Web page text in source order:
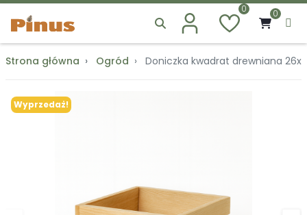
0 0
Strona główna Ogród Doniczka kwadrat drewniana
Wyprzedaż!